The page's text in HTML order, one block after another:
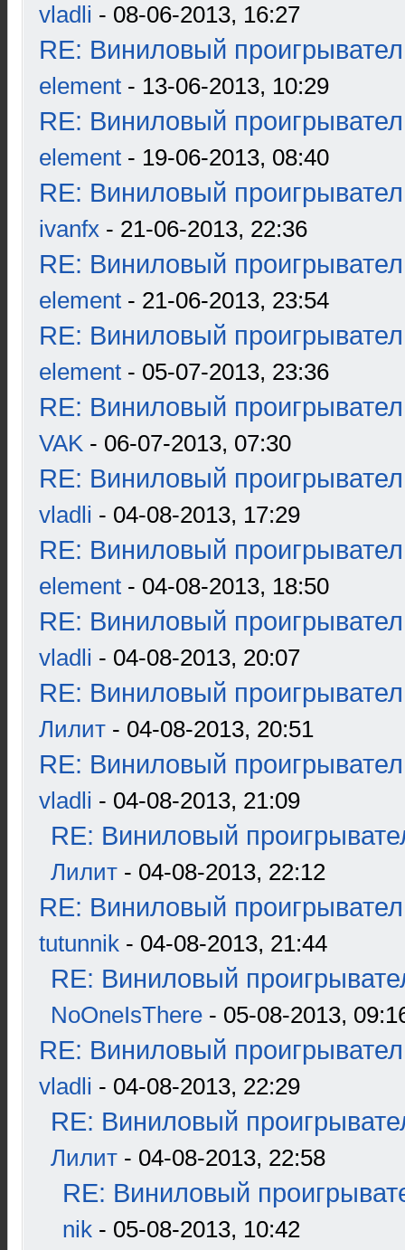
vladli - 08-06-2013, 16:27
RE: Виниловый
element - 13-06-2013, 10:29
RE: Виниловый
element - 19-06-2013, 08:40
RE: Виниловый
ivanfx - 21-06-2013, 22:36
RE: Виниловый
element - 21-06-2013, 23:54
RE: Виниловый
element - 05-07-2013, 23:36
RE: Виниловый
VAK - 06-07-2013, 07:30
RE: Виниловый
vladli - 04-08-2013, 17:29
RE: Виниловый
element - 04-08-2013, 18:50
RE: Виниловый
vladli - 04-08-2013, 20:07
RE: Виниловый
Лилит - 04-08-2013, 20:51
RE: Виниловый
vladli - 04-08-2013, 21:09
RE: Виниловый
Лилит - 04-08-2013, 22:12
RE: Виниловый
tutunnik - 04-08-2013, 21:44
RE: Виниловый
NoOneIsThere - 05-08-2013,
RE: Виниловый
vladli - 04-08-2013, 22:29
RE: Виниловый
Лилит - 04-08-2013, 22:58
RE: Виниловый
nik - 05-08-2013, 10:42